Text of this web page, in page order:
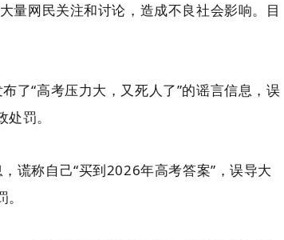
量网民关注和讨论，造成不良社会影响。目
了“高考压力大，又死人了”的谣言信息，误
罚。
谎称自己“买到2026年高考答案”，误导大